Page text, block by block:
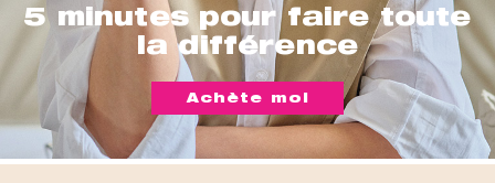
5 minutes pour faire toute
la différence
Achète moi